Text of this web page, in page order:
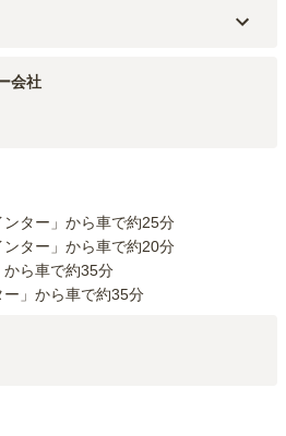
）
会社
ンター」から車で約25分
ンター」から車で約20分
から車で約35分
ー」から車で約35分